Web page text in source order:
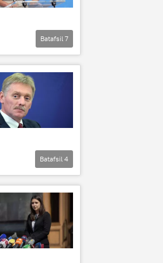
Batafsil 7
Batafsil 4